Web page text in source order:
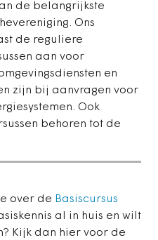
de belangrijkste
Ons
de reguliere
aan voor
en
zijn bij aanvragen voor
Ook
behoren tot de
over de Basiscursus
al in huis en wilt
Kijk dan hier voor de